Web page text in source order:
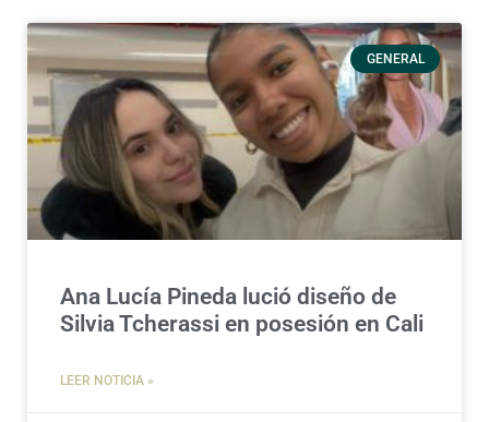
GENERAL
Ana Lucía Pineda lució diseño de
Silvia Tcherassi en posesión en Cali
LEER NOTICIA »